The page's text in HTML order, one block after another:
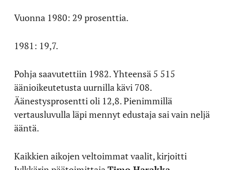
Vuonna 1980: 29 prosenttia.
1981: 19,7.
Pohja saavutettiin 1982. Yhteensä 5 515
äänioikeutetusta uurnilla kävi 708.
Äänestysprosentti oli 12,8. Pienimmillä
vertausluvulla läpi mennyt edustaja sai vain neljä
ääntä.
Kaikkien aikojen veltoimmat vaalit, kirjoitti